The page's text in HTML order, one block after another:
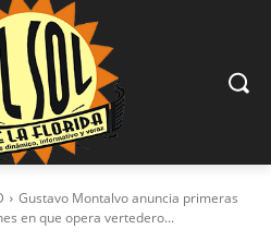
Gustavo Montalvo anuncia primeras
en que opera vertedero...